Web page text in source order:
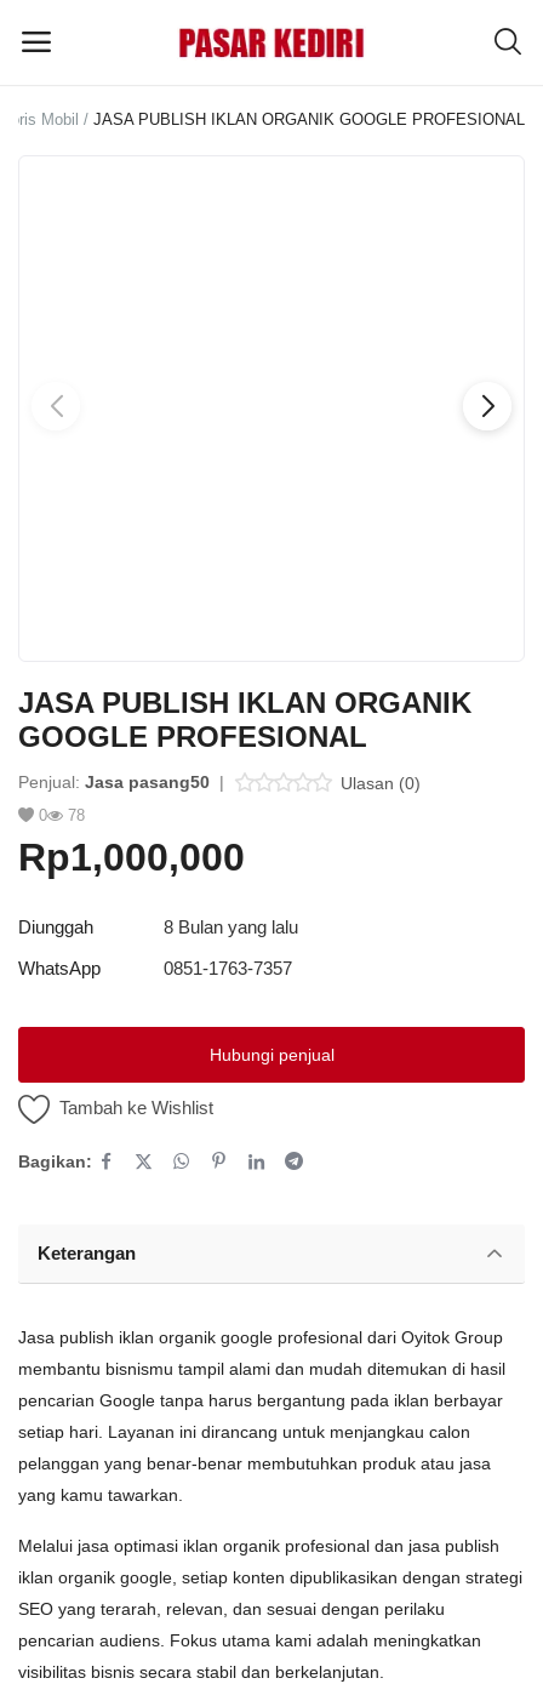
Login
Lokasi
Mobil JASA PUBLISH IKLAN ORGANIK GOOGLE PROFESIONAL
JASA PUBLISH IKLAN ORGANIK
GOOGLE PROFESIONAL
Penjual: Jasa pasang50 | Ulasan (0)
0 78
Rp1,000,000
Diunggah
8 Bulan yang lalu
WhatsApp
0851-1763-7357
Hubungi penjual
Tambah ke Wishlist
Bagikan:
Keterangan
Jasa publish iklan organik google profesional dari Oyitok Group
membantu bisnismu tampil alami dan mudah ditemukan di hasil
pencarian Google tanpa harus bergantung pada iklan berbayar
setiap hari. Layanan ini dirancang untuk menjangkau calon
pelanggan yang benar-benar membutuhkan produk atau jasa
yang kamu tawarkan.
Melalui jasa optimasi iklan organik profesional dan jasa publish
iklan organik google, setiap konten dipublikasikan dengan strategi
SEO yang terarah, relevan, dan sesuai dengan perilaku
pencarian audiens. Fokus utama kami adalah meningkatkan
visibilitas bisnis secara stabil dan berkelanjutan.